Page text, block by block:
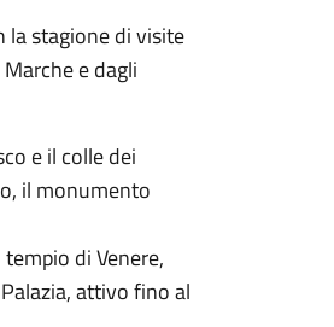
la stagione di visite
e dagli
e il colle dei
il monumento
di Venere,
attivo fino al